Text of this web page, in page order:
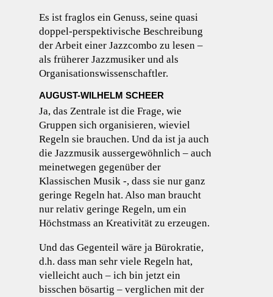
Es ist fraglos ein Genuss, seine quasi
doppel-perspektivische Beschreibung
der Arbeit einer Jazzcombo zu lesen –
als früherer Jazzmusiker und als
Organisationswissenschaftler.
AUGUST-WILHELM SCHEER
Ja, das Zentrale ist die Frage, wie
Gruppen sich organisieren, wieviel
Regeln sie brauchen. Und da ist ja auch
die Jazzmusik aussergewöhnlich – auch
meinetwegen gegenüber der
Klassischen Musik -, dass sie nur ganz
geringe Regeln hat. Also man braucht
nur relativ geringe Regeln, um ein
Höchstmass an Kreativität zu erzeugen.
Und das Gegenteil wäre ja Bürokratie,
d.h. dass man sehr viele Regeln hat,
vielleicht auch – ich bin jetzt ein
bisschen bösartig – verglichen mit der